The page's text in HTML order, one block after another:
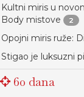
Kultni miris u
Body mistove
2
Opojni miris ruže:
Stigao je luksuzni
60 dana